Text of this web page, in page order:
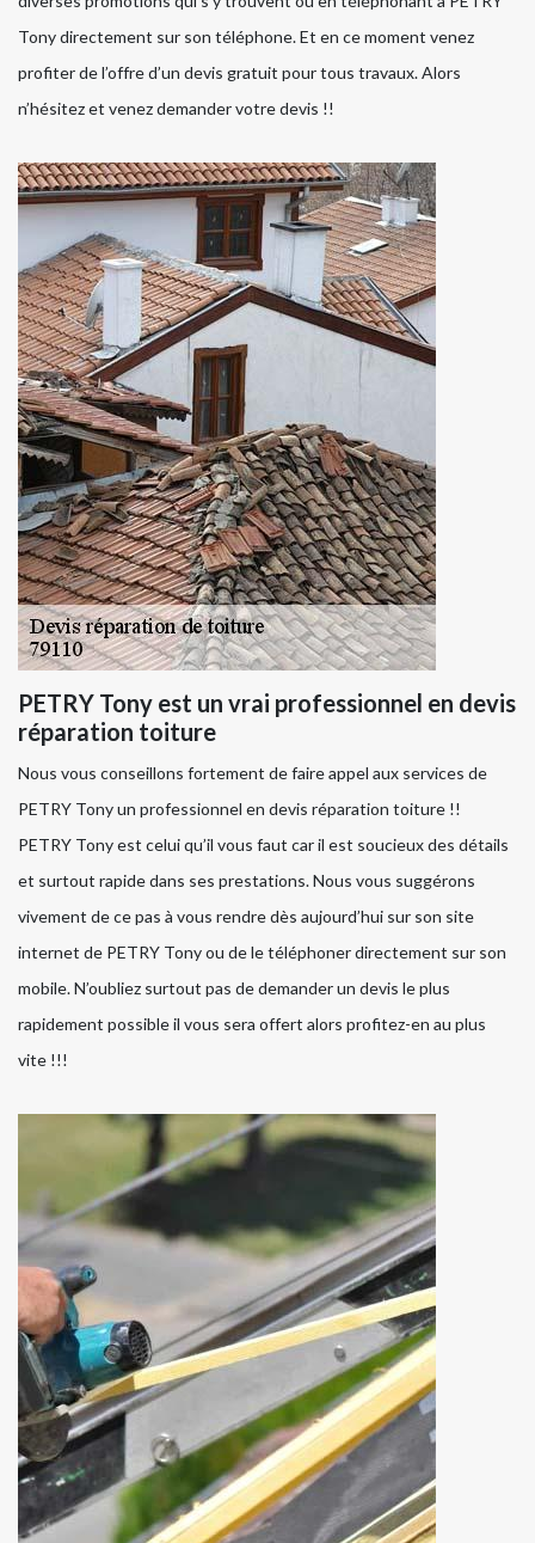
Tony directement sur son téléphone. Et en ce moment venez
profiter de l’offre d’un devis gratuit pour tous travaux. Alors
n’hésitez et venez demander votre devis !!
PETRY Tony est un vrai professionnel en devis
réparation toiture
Nous vous conseillons fortement de faire appel aux services de
PETRY Tony un professionnel en devis réparation toiture !!
PETRY Tony est celui qu’il vous faut car il est soucieux des détails
et surtout rapide dans ses prestations. Nous vous suggérons
vivement de ce pas à vous rendre dès aujourd’hui sur son site
internet de PETRY Tony ou de le téléphoner directement sur son
mobile. N’oubliez surtout pas de demander un devis le plus
rapidement possible il vous sera offert alors profitez-en au plus
vite !!!